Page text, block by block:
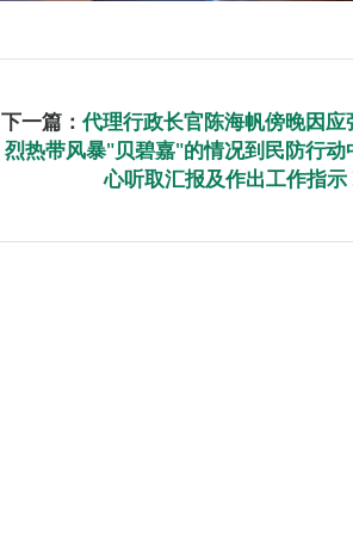
下一篇： 代理行政长官陈海帆傍晚因应
烈热带风暴"贝碧嘉"的情况到民防行动
心听取汇报及作出工作指示